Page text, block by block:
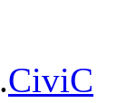
.CiviC